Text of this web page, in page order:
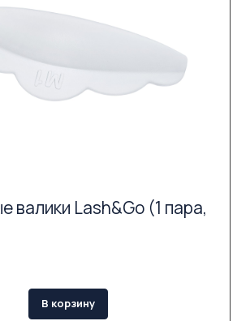
валики Lash&Go (1 пара,
В корзину